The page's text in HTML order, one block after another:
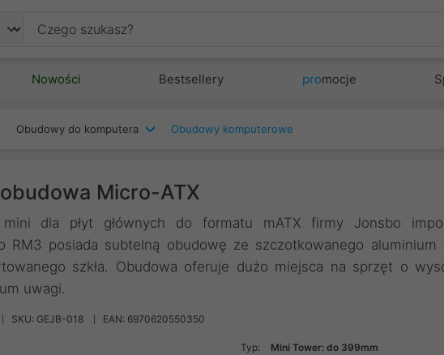
Nowości Bestsellery promocje
Obudowy do komputera Obudowy komputerowe
Micro-ATX
mini dla płyt głównych do formatu mATX firmy Jonsbo
RM3 posiada subtelną obudowę ze szczotkowanego aluminium
szkła. Obudowa oferuje dużo miejsca na sprzęt o
uwagi.
SKU: GEJB-018 EAN: 6970620550350
Typ:
Mini Tower: do 399mm